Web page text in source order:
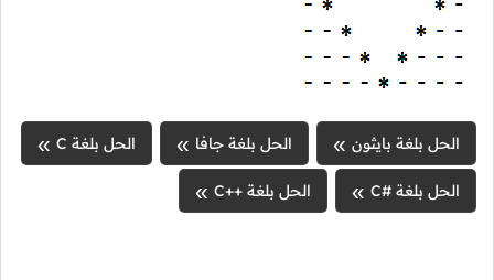
الحل بلغة بايثون الحل بلغة جافا الحل بلغة C
الحل بلغة #C الحل بلغة ++C